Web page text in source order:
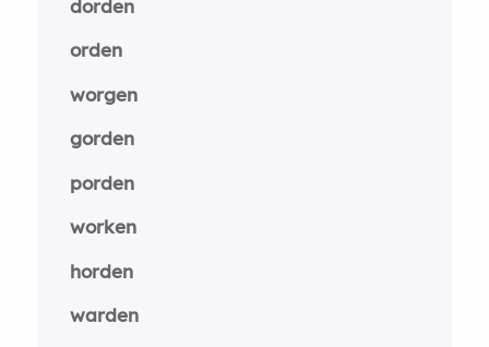
dorden
orden
worgen
gorden
porden
worken
horden
warden